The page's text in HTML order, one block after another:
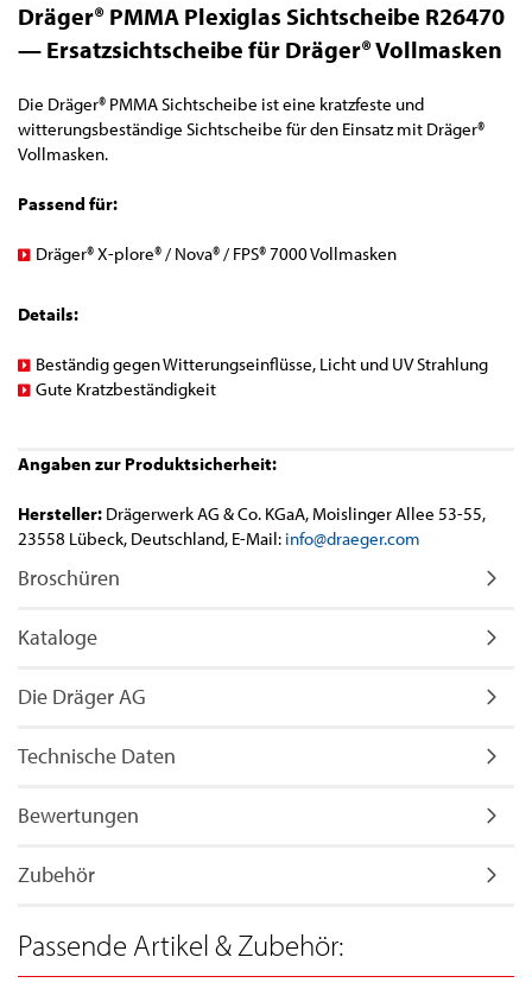
Dräger® PMMA Plexiglas Sichtscheibe R26470
— Ersatzsichtscheibe für Dräger® Vollmasken
Die Dräger® PMMA Sichtscheibe ist eine kratzfeste und
witterungsbeständige Sichtscheibe für den Einsatz mit Dräger®
Vollmasken.
Passend für:
Dräger® X-plore® / Nova® / FPS® 7000 Vollmasken
Details:
Beständig gegen Witterungseinflüsse, Licht und UV Strahlung
Gute Kratzbeständigkeit
Angaben zur Produktsicherheit:
Hersteller: Drägerwerk AG & Co. KGaA, Moislinger Allee 53-55,
23558 Lübeck, Deutschland, E-Mail: info@draeger.com
Broschüren
Kataloge
Die Dräger AG
Technische Daten
Bewertungen
Zubehör
Passende Artikel & Zubehör: